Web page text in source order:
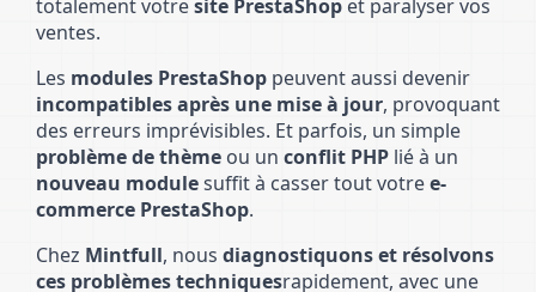
totalement votresite PrestaShop et paralyser vos
ventes.
Les modules PrestaShop peuvent aussi devenir
incompatibles après une mise à jour, provoquant
des erreurs imprévisibles. Et parfois, un simple
problème de thème ou un conflit PHP lié à un
nouveau modulesuffit à casser tout votree-
commerce PrestaShop.
Chez Mintfull, nous diagnostiquons et résolvons
ces problèmes techniquesrapidement, avec une